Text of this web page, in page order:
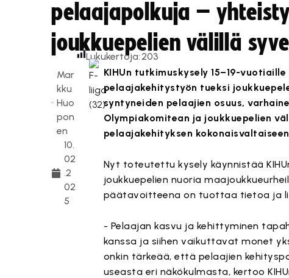
pelaajapolkuja –
joukkuepelien välillä
Mar
kku
Huo
pon
en
10.
02
.2
02
5
Lukukertoja:203
KIHUn tutkimuskysely 15–19-
pelaajakehitystyön tueksi
syntyneiden pelaajien osuus,
Olympiakomitean ja joukkuepelien
pelaajakehityksen
Nyt toteutettu kysely käynnistää
joukkuepelien nuoria
päätavoitteena on tuottaa tietoa ja
- Pelaajan kasvu ja kehittyminen
kanssa ja siihen vaikuttavat monet
onkin tärkeää, että pelaajien
useasta eri näkökulmasta, kertoo